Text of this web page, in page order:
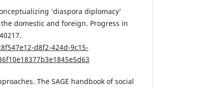
‘diaspora diplomacy’
domestic and foreign. Progress in
d8f2-424d-9c15-
The SAGE handbook of social